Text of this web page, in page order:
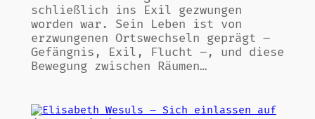
schließlich ins Exil gezwungen
worden war. Sein Leben ist von
erzwungenen Ortswechseln geprägt –
Gefängnis, Exil, Flucht –, und diese
Bewegung zwischen Räumen…